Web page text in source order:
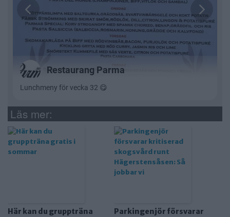
Läs mer:
Här kan du gruppträna
Parkingenjör försvarar